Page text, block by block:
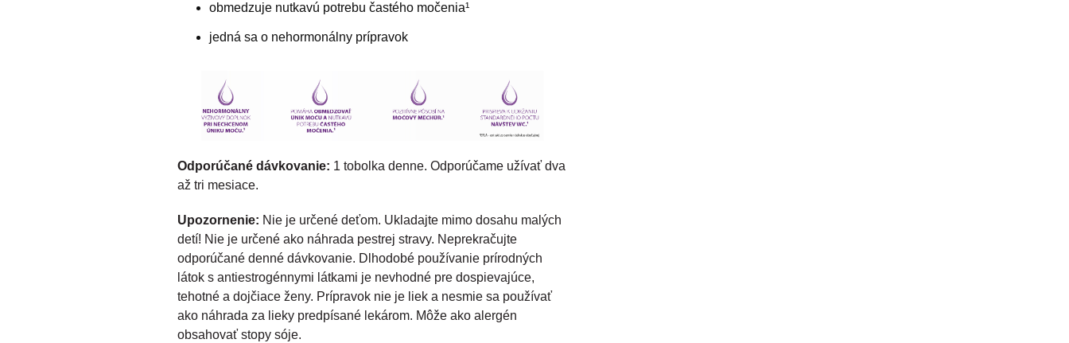
obmedzuje nutkavú potrebu častého močenia¹
jedná sa o nehormonálny prípravok
Odporúčané dávkovanie: 1 tobolka denne. Odporúčame užívať dva
až tri mesiace.
Upozornenie: Nie je určené deťom. Ukladajte mimo dosahu malých
detí! Nie je určené ako náhrada pestrej stravy. Neprekračujte
odporúčané denné dávkovanie. Dlhodobé používanie prírodných
látok s antiestrogénnymi látkami je nevhodné pre dospievajúce,
tehotné a dojčiace ženy. Prípravok nie je liek a nesmie sa používať
ako náhrada za lieky predpísané lekárom. Môže ako alergén
obsahovať stopy sóje.